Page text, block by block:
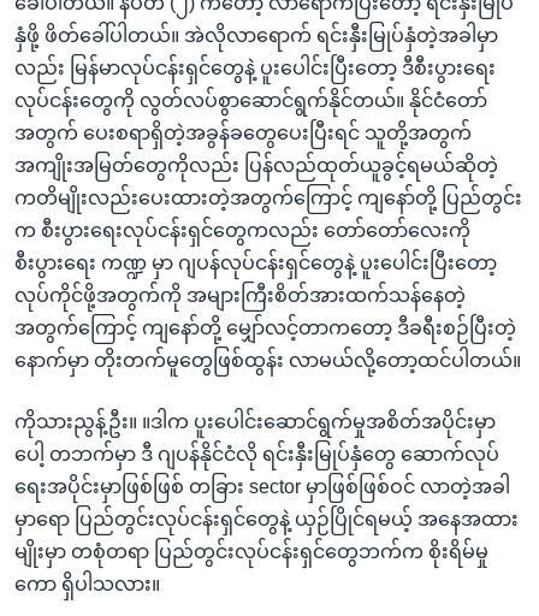
နှံဖို့ ဖိတ်ခေါ်ပါတယ်။ အဲလိုလာရောက် ရင်းနှီးမြုပ်နှံတဲ့အခါမှာ
လည်း မြန်မာလုပ်ငန်းရှင်တွေနဲ့ ပူးပေါင်းပြီးတော့ ဒီစီးပွားရေး
လုပ်ငန်းတွေကို လွတ်လပ်စွာဆောင်ရွက်နိုင်တယ်။ နိုင်ငံတော်
အတွက် ပေးစရာရှိတဲ့အခွန်ခတွေပေးပြီးရင် သူတို့အတွက်
အကျိုးအမြတ်တွေကိုလည်း ပြန်လည်ထုတ်ယူခွင့်ရမယ်ဆိုတဲ့
ကတိမျိုးလည်းပေးထားတဲ့အတွက်ကြောင့် ကျနော်တို့ ပြည်တွင်း
က စီးပွားရေးလုပ်ငန်းရှင်တွေကလည်း တော်တော်လေးကို
စီးပွားရေး ကဏ္ဍ မှာ ဂျပန်လုပ်ငန်းရှင်တွေနဲ့ ပူးပေါင်းပြီးတော့
လုပ်ကိုင်ဖို့အတွက်ကို အများကြီးစိတ်အားထက်သန်နေတဲ့
အတွက်ကြောင့် ကျနော်တို့ မျှော်လင့်တာကတော့ ဒီခရီးစဉ်ပြီးတဲ့
နောက်မှာ တိုးတက်မူတွေဖြစ်ထွန်း လာမယ်လို့တော့ထင်ပါတယ်။
ကိုသားညွန့်ဦး။ ။ဒါက ပူးပေါင်းဆောင်ရွက်မှုအစိတ်အပိုင်းမှာ
ပေါ့ တဘက်မှာ ဒီ ဂျပန်နိုင်ငံလို ရင်းနှီးမြုပ်နှံတွေ ဆောက်လုပ်
ရေးအပိုင်းမှာဖြစ်ဖြစ် တခြား sector မှာဖြစ်ဖြစ်ဝင် လာတဲ့အခါ
မှာရော ပြည်တွင်းလုပ်ငန်းရှင်တွေနဲ့ ယှဉ်ပြိုင်ရမယ့် အနေအထား
မျိုးမှာ တစုံတရာ ပြည်တွင်းလုပ်ငန်းရှင်တွေဘက်က စိုးရိမ်မှု
ကော ရှိပါသလား။